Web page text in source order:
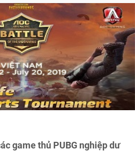
game thủ PUBG nghiệp dư